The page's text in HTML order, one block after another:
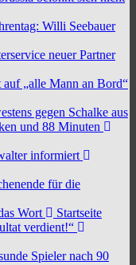
Willi Seebauer
neuer Partner
„alle Mann an Bord“
gegen Schalke aus
und 88 Minuten
informiert
für die
Wort
Startseite
verdient!“
Spieler nach 90